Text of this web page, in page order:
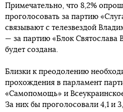
Примечательно, что 8,2%
проголосовать за партию
связывают с телезвездой
— за партию «Блок Святослава
будет создана.
Близки к преодолению
прохождения в парламент
«Самопомощь» и
За них бы проголосовали 4,1 и